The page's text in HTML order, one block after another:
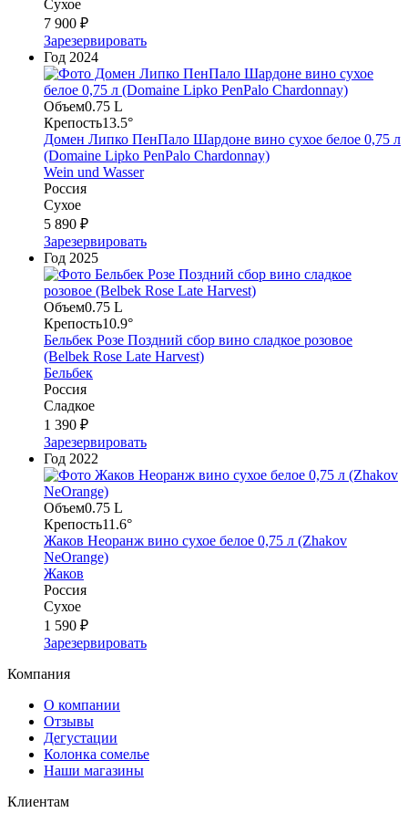
Сухое
7 900 ₽
Зарезервировать
Год 2024
Объем0.75 L
Крепость13.5°
Домен Липко ПенПало Шардоне вино сухое белое 0,75 л
(Domaine Lipko PenPalo Chardonnay)
Wein und Wasser
Россия
Сухое
5 890 ₽
Зарезервировать
Год 2025
Объем0.75 L
Крепость10.9°
Бельбек Розе Поздний сбор вино сладкое розовое
(Belbek Rose Late Harvest)
Бельбек
Россия
Сладкое
1 390 ₽
Зарезервировать
Год 2022
Объем0.75 L
Крепость11.6°
Жаков Неоранж вино сухое белое 0,75 л (Zhakov
NeOrange)
Жаков
Россия
Сухое
1 590 ₽
Зарезервировать
Компания
О компании
Отзывы
Дегустации
Колонка сомелье
Наши магазины
Клиентам